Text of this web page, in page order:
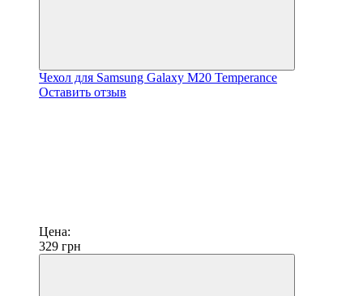
Чехол для Samsung Galaxy M20 Temperance
Оставить отзыв
Цена:
329 грн